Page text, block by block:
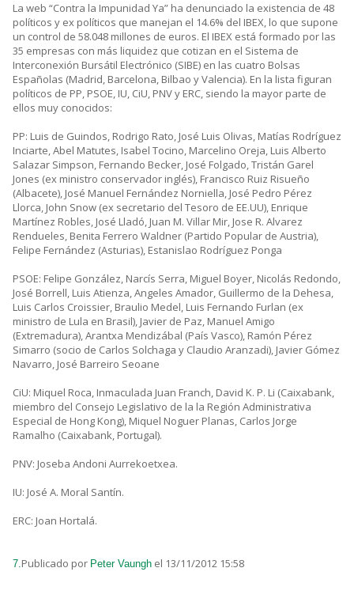
La web “Contra la Impunidad Ya” ha denunciado la existencia de 48
políticos y ex políticos que manejan el 14.6% del IBEX, lo que supone
un control de 58.048 millones de euros. El IBEX está formado por las
35 empresas con más liquidez que cotizan en el Sistema de
Interconexión Bursátil Electrónico (SIBE) en las cuatro Bolsas
Españolas (Madrid, Barcelona, Bilbao y Valencia). En la lista figuran
políticos de PP, PSOE, IU, CiU, PNV y ERC, siendo la mayor parte de
ellos muy conocidos:
PP: Luis de Guindos, Rodrigo Rato, José Luis Olivas, Matías Rodríguez
Inciarte, Abel Matutes, Isabel Tocino, Marcelino Oreja, Luis Alberto
Salazar Simpson, Fernando Becker, José Folgado, Tristán Garel
Jones (ex ministro conservador inglés), Francisco Ruiz Risueño
(Albacete), José Manuel Fernández Norniella, José Pedro Pérez
Llorca, John Snow (ex secretario del Tesoro de EE.UU), Enrique
Martínez Robles, José Lladó, Juan M. Villar Mir, Jose R. Alvarez
Rendueles, Benita Ferrero Waldner (Partido Popular de Austria),
Felipe Fernández (Asturias), Estanislao Rodríguez Ponga
PSOE: Felipe González, Narcís Serra, Miguel Boyer, Nicolás Redondo,
José Borrell, Luis Atienza, Angeles Amador, Guillermo de la Dehesa,
Luis Carlos Croissier, Braulio Medel, Luis Fernando Furlan (ex
ministro de Lula en Brasil), Javier de Paz, Manuel Amigo
(Extremadura), Arantxa Mendizábal (País Vasco), Ramón Pérez
Simarro (socio de Carlos Solchaga y Claudio Aranzadi), Javier Gómez
Navarro, José Barreiro Seoane
CiU: Miquel Roca, Inmaculada Juan Franch, David K. P. Li (Caixabank,
miembro del Consejo Legislativo de la la Región Administrativa
Especial de Hong Kong), Miquel Noguer Planas, Carlos Jorge
Ramalho (Caixabank, Portugal).
PNV: Joseba Andoni Aurrekoetxea.
IU: José A. Moral Santín.
ERC: Joan Hortalá.
7.Publicado por Peter Vaungh el 13/11/2012 15:58